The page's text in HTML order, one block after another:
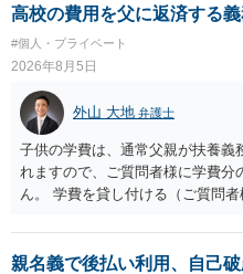
く、相手が真実を話せば警察も取
容を述べた場合は、捜査はある
て、真実を説明すれば、「ちゃん
ことだと思われます。 また、返
のは致し方ありません。真摯に分
くのみでしょう。 以上、ご参考ま
高校の費用を父に返済する
#個人・プライベート
2026年8月5日
外山 大地 弁護士
子供の学費は、通常父親が扶養義
れますので、ご質問者様に学費分
ん。 学費を貸し付ける（ご質問
ょう。
親名義で後払い利用、自己